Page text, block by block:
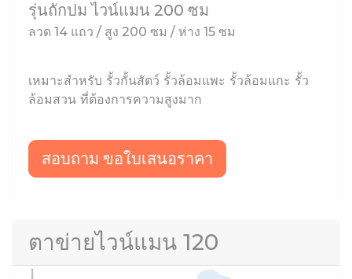
รุ่นถักปม ไวน์แมน 200 ซม
ลวด 14 แถว / สูง 200 ซม / ห่าง 15 ซม
เหมาะสำหรับ รั้วกั้นสัตว์ รั้วล้อมแพะ รั้วล้อมแกะ รั้ว
ล้อมสวน ที่ต้องการความสูงมาก
สอบถาม ขอใบเสนอราคา
ตาข่ายไวน์แมน 120